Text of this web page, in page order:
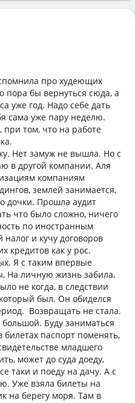
про худеющих
пора бы вернуться сюда, а
уже год. Надо себе дать
сама уже пару неделю.
при том, что на работе
Нет замуж не вышла. Но с
в другой компании. Аля
компаниям
землей занимается,
дочки. Прошла аудит
что было сложно, ничего
по иностранным
и кучу договоров
кредитов как у рос.
Я с таким впервые
На личную жизнь забила,
не когда, в следствии
был. Он обиделся
Возвращать не стала.
Буду заниматься
паспорт поменять,
младшего
может до суда доеду,
таки и поеду на дачу. А с
Уже взяла билеты на
на берегу моря. Там в